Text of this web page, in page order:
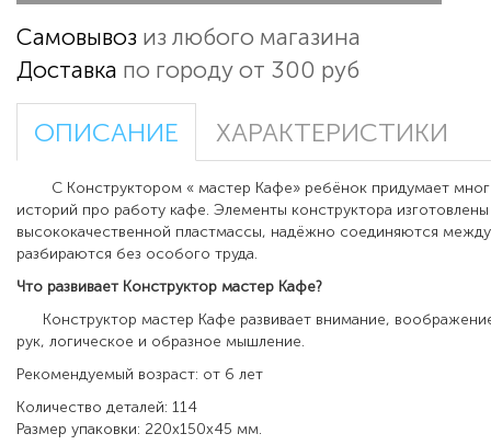
Самовывоз из любого магазина
Доставка по городу от 300 руб
ОПИСАНИЕ ХАРАКТЕРИСТИКИ
С Конструктором « мастер Кафе» ребёнок придумает
историй про работу кафе. Элементы конструктора изготовлены
высококачественной пластмассы, надёжно соединяются
разбираются без особого труда.
Что развивает Конструктор мастер Кафе?
Конструктор мастер Кафе развивает внимание,
рук, логическое и образное мышление.
Рекомендуемый возраст: от 6 лет
Количество деталей: 114
Размер упаковки: 220x150x45 мм.